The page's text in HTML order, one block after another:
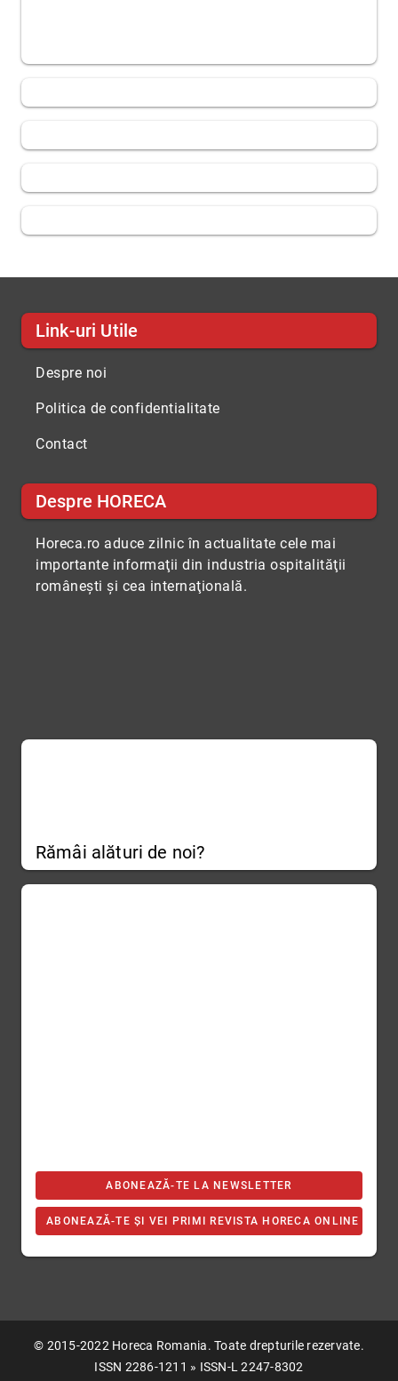
Link-uri Utile
Despre noi
Politica de confidentialitate
Contact
Despre HORECA
Horeca.ro aduce zilnic în actualitate cele mai
importante informaţii din industria ospitalităţii
româneşti şi cea internaţională.
Rămâi alături de noi?
ABONEAZĂ-TE LA NEWSLETTER
ABONEAZĂ-TE ȘI VEI PRIMI REVISTA HORECA ONLINE
© 2015-2022 Horeca Romania. Toate drepturile rezervate.
ISSN 2286-1211 » ISSN-L 2247-8302